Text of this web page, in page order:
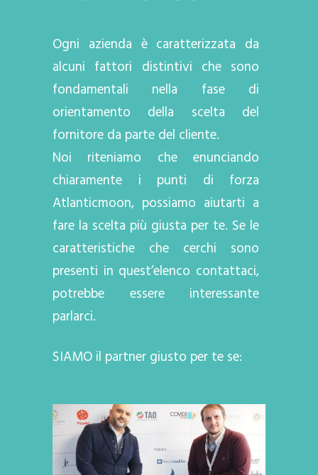
Ogni azienda è caratterizzata da
alcuni fattori distintivi che sono
fondamentali nella fase di
orientamento della scelta del
fornitore da parte del cliente.
Noi riteniamo che enunciando
chiaramente i punti di forza
Atlanticmoon, possiamo aiutarti a
fare la scelta più giusta per te. Se le
caratteristiche che cerchi sono
presenti in quest’elenco contattaci,
potrebbe essere interessante
parlarci.
SIAMO il partner giusto per te se: